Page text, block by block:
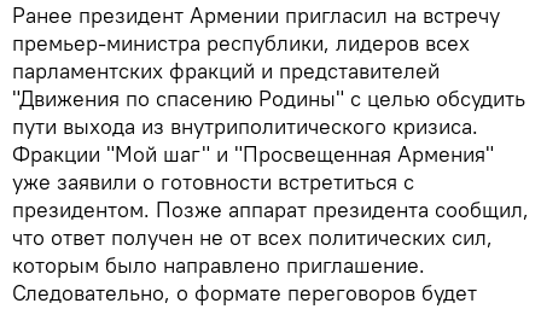
Ранее президент Армении пригласил на встречу
премьер-министра республики, лидеров всех
парламентских фракций и представителей
"Движения по спасению Родины" с целью обсудить
пути выхода из внутриполитического кризиса.
Фракции "Мой шаг" и "Просвещенная Армения"
уже заявили о готовности встретиться с
президентом. Позже аппарат президента сообщил,
что ответ получен не от всех политических сил,
которым было направлено приглашение.
Следовательно, о формате переговоров будет